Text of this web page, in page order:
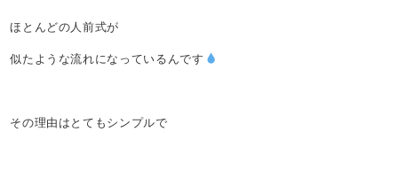
ほとんどの人前式が
似たような流れになっているんです
その理由はとてもシンプルで